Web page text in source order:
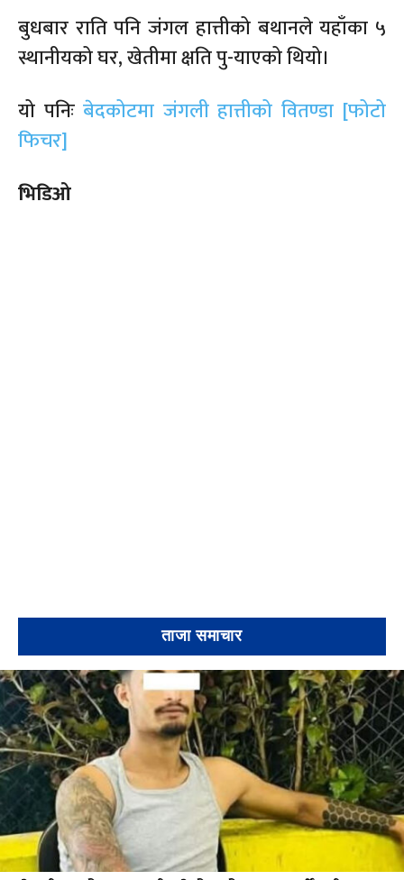
बुधबार राति पनि जंगल हात्तीको बथानले यहाँका ५
स्थानीयको घर, खेतीमा क्षति पु-याएको थियो।
यो पनिः बेदकोटमा जंगली हात्तीको वितण्डा [फोटो
फिचर]
भिडिओ
ताजा समाचार